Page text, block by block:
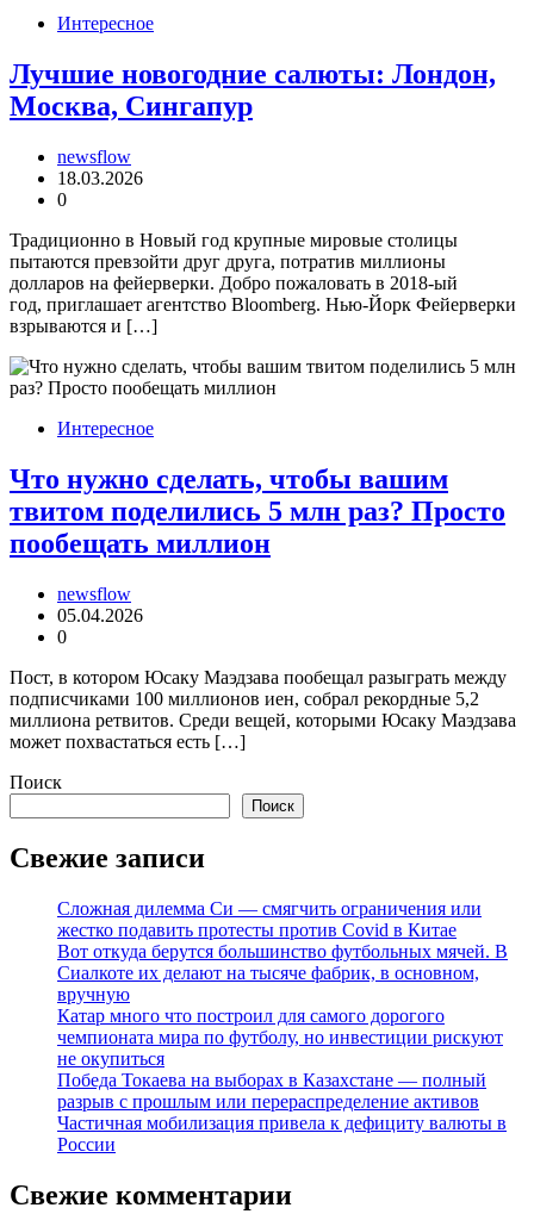
Интересное
Лучшие новогодние салюты: Лондон,
Москва, Сингапур
newsflow
18.03.2026
0
Традиционно в Новый год крупные мировые столицы
пытаются превзойти друг друга, потратив миллионы
долларов на фейерверки. Добро пожаловать в 2018-ый
год, приглашает агентство Bloomberg. Нью-Йорк Фейерверки
взрываются и […]
Интересное
Что нужно сделать, чтобы вашим
твитом поделились 5 млн раз? Просто
пообещать миллион
newsflow
05.04.2026
0
Пост, в котором Юсаку Маэдзава пообещал разыграть между
подписчиками 100 миллионов иен, собрал рекордные 5,2
миллиона ретвитов. Среди вещей, которыми Юсаку Маэдзава
может похвастаться есть […]
Поиск
Поиск
Свежие записи
Сложная дилемма Си — смягчить ограничения или
жестко подавить протесты против Covid в Китае
Вот откуда берутся большинство футбольных мячей. В
Сиалкоте их делают на тысяче фабрик, в основном,
вручную
Катар много что построил для самого дорогого
чемпионата мира по футболу, но инвестиции рискуют
не окупиться
Победа Токаева на выборах в Казахстане — полный
разрыв с прошлым или перераспределение активов
Частичная мобилизация привела к дефициту валюты в
России
Свежие комментарии